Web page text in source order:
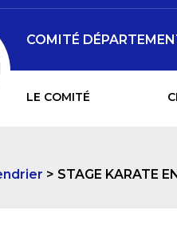
LE COMITÉ
COMITÉ
STAGE KARATE